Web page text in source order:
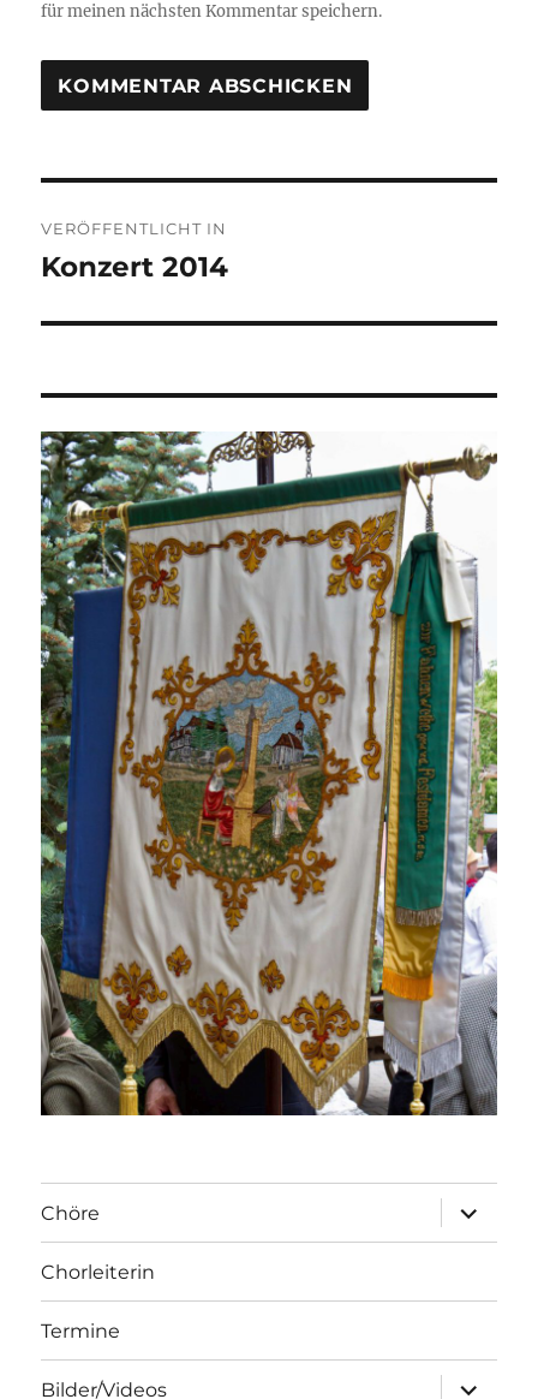
für meinen nächsten Kommentar speichern.
VERÖFFENTLICHT IN
Konzert 2014
Chöre
öffnen
Chorleiterin
Termine
Bilder/Videos